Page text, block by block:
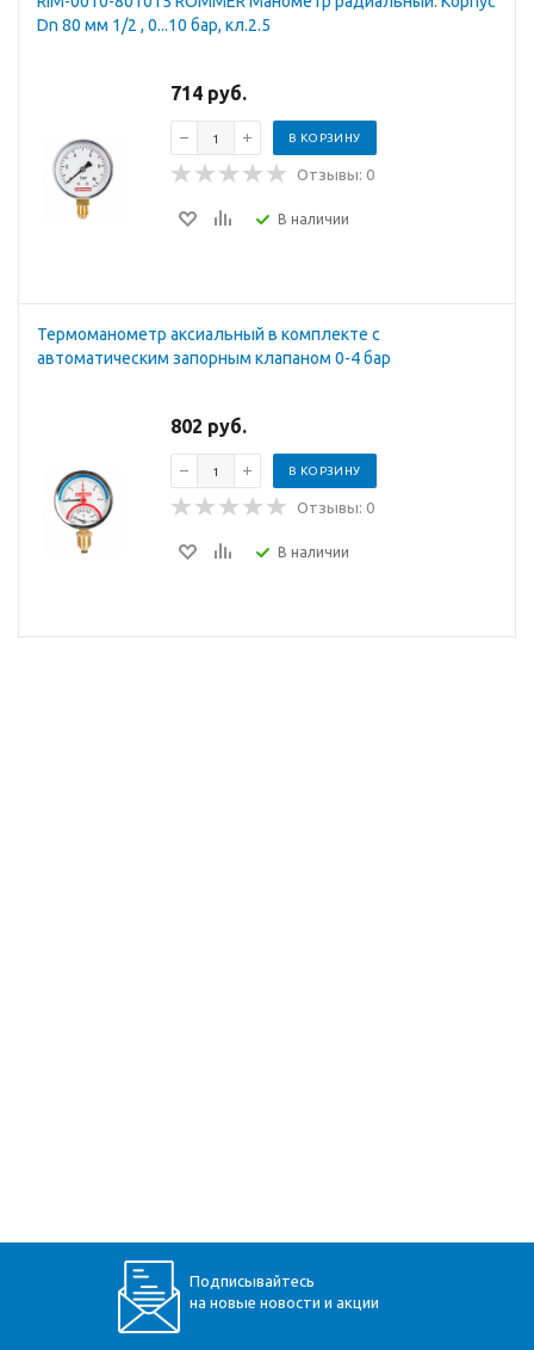
Dn 80 мм 1/2 , 0...10 бар, кл.2.5
714 руб.
В КОРЗИНУ
Отзывы: 0
В наличии
Термоманометр аксиальный в комплекте с
автоматическим запорным клапаном 0-4 бар
802 руб.
В КОРЗИНУ
Отзывы: 0
В наличии
Подписывайтесь
на новые новости и акции